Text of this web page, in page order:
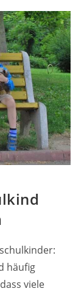
häufig
viele